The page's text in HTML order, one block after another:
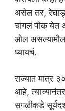
असेल तर,
चांगलं पीक येत
ओल असल्यामौल
घ्यायचं.
राज्यात मात्र
आहे,
सगळीकडे